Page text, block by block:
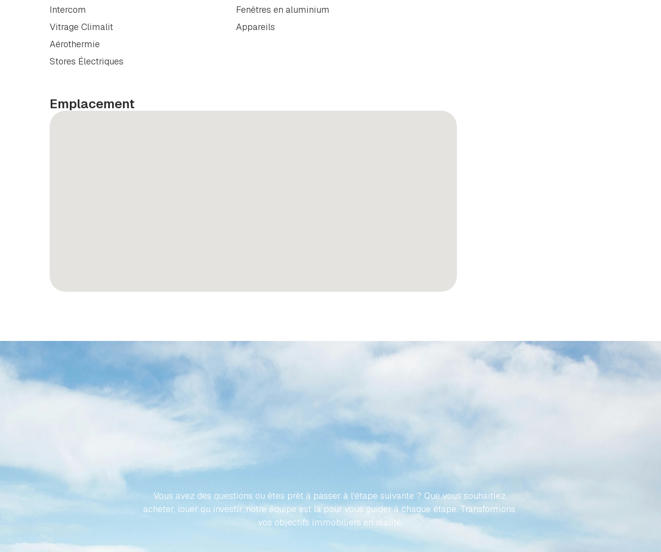
Intercom
Vitrage Climalit
Aérothermie
Stores Électriques
Fenêtres en aluminium
Appareils
Emplacement
RENDONS VOYAGE VERS
PROPRIÉTÉ
SANS EFFORT
Vous avez des questions ou êtes prêt à passer à l'étape suivante ? Que vous souhaitiez
acheter, louer ou investir, notre équipe est là pour vous guider à chaque étape. Transformons
vos objectifs immobiliers en réalité.